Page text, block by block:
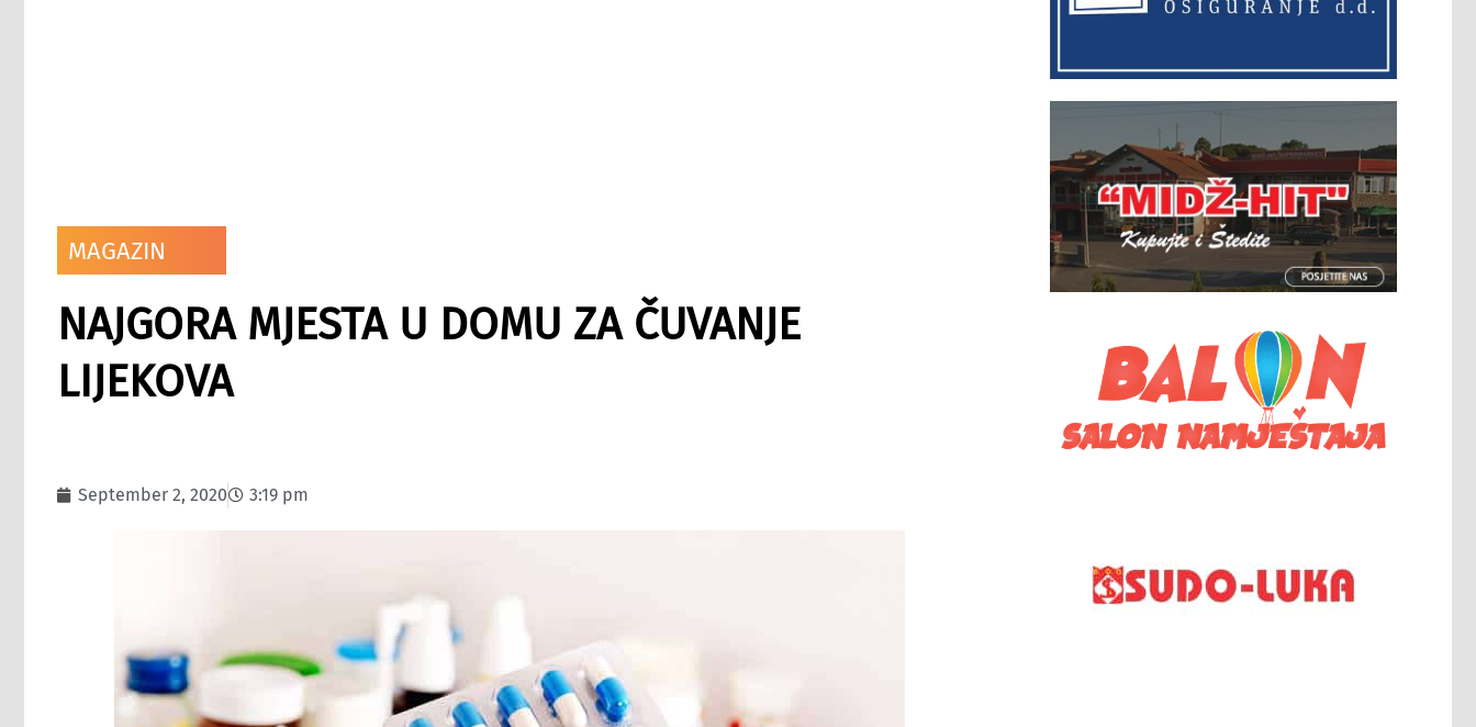
MAGAZIN
NAJGORA MJESTA U DOMU ZA ČUVANJE
LIJEKOVA
September 2, 2020 3:19 pm